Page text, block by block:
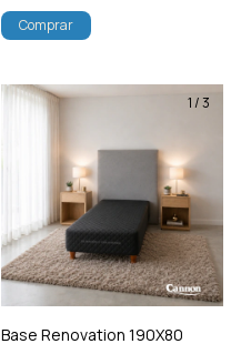
Comprar
1/3
Base Renovation 190X80